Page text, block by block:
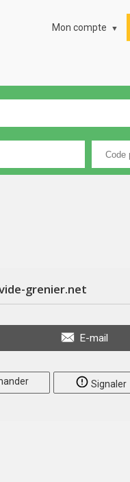
Mon compte
grenier.net
E-mail
Signaler